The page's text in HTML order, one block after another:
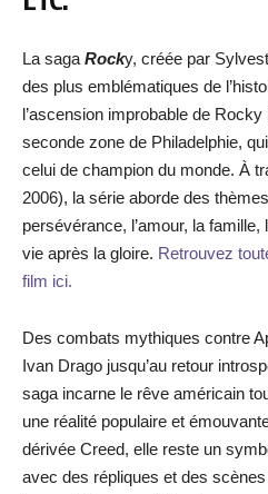
La saga Rocky, créée par
des plus emblématiques de
l’ascension improbable de
seconde zone de Philadelphie,
celui de champion du monde. À
2006), la série aborde des
persévérance, l’amour, la
vie après la gloire. Retrouvez
film ici.
Des combats mythiques contre
Ivan Drago jusqu’au retour
saga incarne le rêve américain
une réalité populaire et
dérivée Creed, elle reste un
avec des répliques et des